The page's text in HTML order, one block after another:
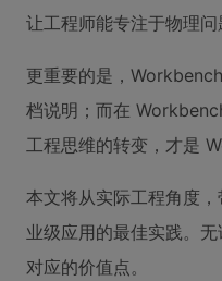
让工程师能专注于物理问
更重要的是，
档说明；而在
工程思维的转变，才是
本文将从实际工程角度
业级应用的最佳实践。
对应的价值点。